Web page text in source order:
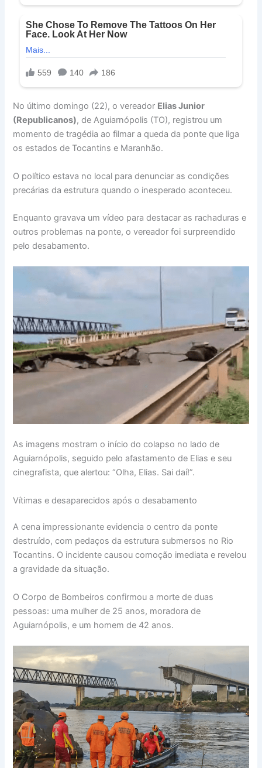
No último domingo (22), o vereador Elias Junior
(Republicanos), de Aguiarnópolis (TO), registrou um
momento de tragédia ao filmar a queda da ponte que liga
os estados de Tocantins e Maranhão.
O político estava no local para denunciar as condições
precárias da estrutura quando o inesperado aconteceu.
Enquanto gravava um vídeo para destacar as rachaduras e
outros problemas na ponte, o vereador foi surpreendido
pelo desabamento.
As imagens mostram o início do colapso no lado de
Aguiarnópolis, seguido pelo afastamento de Elias e seu
cinegrafista, que alertou: “Olha, Elias. Sai daí!”.
Vítimas e desaparecidos após o desabamento
A cena impressionante evidencia o centro da ponte
destruído, com pedaços da estrutura submersos no Rio
Tocantins. O incidente causou comoção imediata e revelou
a gravidade da situação.
O Corpo de Bombeiros confirmou a morte de duas
pessoas: uma mulher de 25 anos, moradora de
Aguiarnópolis, e um homem de 42 anos.